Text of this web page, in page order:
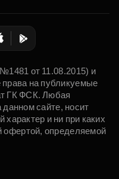
от 11.08.2015) и
на публикуемые
ГК ФСК. Любая
сайте, носит
и ни при каких
офертой, определяемой